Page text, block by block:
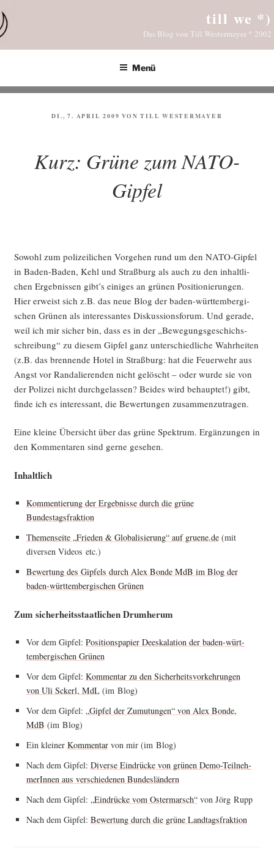
Inhalt
springen
till we *)
Das Blog von Till Westermayer * 2002
Menü
VERÖFFENTLICHT
DI., 7. APRIL 2009 VONTILL WESTERMAYER
Kurz: Grüne zum NATO-
Gipfel
Sowohl zum poli­zei­li­chen Vor­ge­hen rund um den NATO-Gip­fel
in Baden-Baden, Kehl und Straß­burg als auch zu den inhalt­li­
chen Ergeb­nis­sen gibt’s eini­ges an grü­nen Posi­tio­nie­run­gen.
Hier erweist sich z.B. das neue Blog der baden-würt­tem­ber­gi­
schen Grü­nen als inter­es­san­tes Dis­kus­si­ons­fo­rum. Und gera­de,
weil ich mir sicher bin, dass es in der „Bewe­gungs­ge­schichs­
schrei­bung“ zu die­sem Gip­fel ganz unter­schied­li­che Wahr­hei­ten
(z.B. das bren­nen­de Hotel in Straß­burg: hat die Feu­er­wehr aus
Angst vor Ran­da­lie­ren­den nicht gelöscht – oder wur­de sie von
der Poli­zei nicht durch­ge­las­sen? Bei­des wird behaup­tet!) gibt,
fin­de ich es inter­es­sant, die Bewer­tun­gen zusammenzutragen.
Eine klei­ne Über­sicht über das grü­ne Spek­trum. Ergän­zun­gen in
den Kom­men­ta­ren sind ger­ne gesehen.
Inhalt­lich
Kom­men­tie­rung der Ergeb­nis­se durch die grü­ne
Bundestagsfraktion
The­men­sei­te „Frie­den & Glo­ba­li­sie­rung“ auf gruene.de(mit
diver­sen Vide­os etc.)
Bewer­tung des Gip­fels durch Alex Bonde MdB im Blog der
baden-würt­tem­ber­gi­schen Grünen
Zum sicher­heits­staat­li­chen Drumherum
Vor dem Gip­fel: Posi­ti­ons­pa­pier Dees­ka­la­ti­on der baden-würt­
tem­ber­gi­schen Grünen
Vor dem Gip­fel: Kom­men­tar zu den Sicher­heits­vor­keh­run­gen
von Uli Sckerl, MdL(im Blog)
Vor dem Gip­fel: „Gip­fel der Zumu­tun­gen“ von Alex Bonde,
MdB (im Blog)
Ein klei­ner Kom­men­tarvon mir (im Blog)
Nach dem Gip­fel: Diver­se Ein­drü­cke von grü­nen Demo-Teil­neh­
me­rIn­nen aus ver­schie­de­nen Bundesländern
Nach dem Gip­fel: „Ein­drü­cke vom Oster­marsch“von Jörg Rupp
Nach dem Gip­fel: Bewer­tung durch die grü­ne Landtagsfraktion